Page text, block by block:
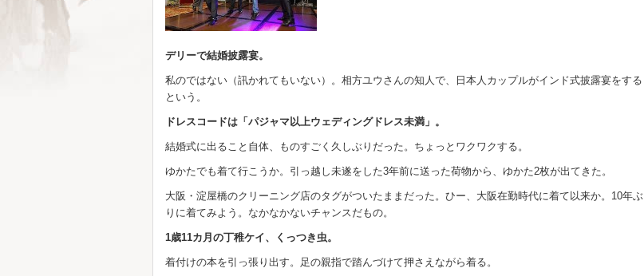
デリーで結婚披露宴。
私のではない（訊かれてもいない）。相方ユウさんの知人で、日本人カップルがインド式披露宴をする
という。
ドレスコードは「パジャマ以上ウェディングドレス未満」。
結婚式に出ること自体、ものすごく久しぶりだった。ちょっとワクワクする。
ゆかたでも着て行こうか。引っ越し未遂をした3年前に送った荷物から、ゆかた2枚が出てきた。
大阪・淀屋橋のクリーニング店のタグがついたままだった。ひー、大阪在勤時代に着て以来か。10年ぶ
りに着てみよう。なかなかないチャンスだもの。
1歳11カ月の丁稚ケイ、くっつき虫。
着付けの本を引っ張り出す。足の親指で踏んづけて押さえながら着る。